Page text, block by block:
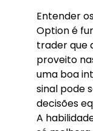
Entender
Option é
trader que
proveito
uma boa
sinal pode
decisões
A